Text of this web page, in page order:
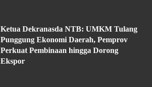
Ketua Dekranasda NTB: UMKM Tulang
Punggung Ekonomi Daerah, Pemprov
Perkuat Pembinaan hingga Dorong
Ekspor